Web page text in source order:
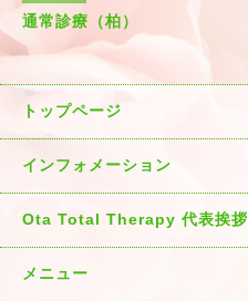
通常診療（柏）
トップページ
インフォメーション
Ota Total Therapy 代表挨拶
メニュー